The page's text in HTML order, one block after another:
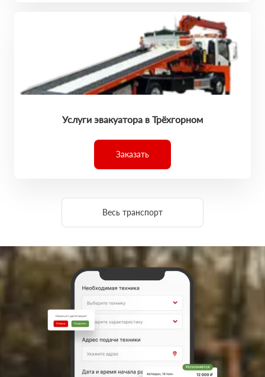
Услуги эвакуатора в Трёхгорном
Заказать
Весь транспорт